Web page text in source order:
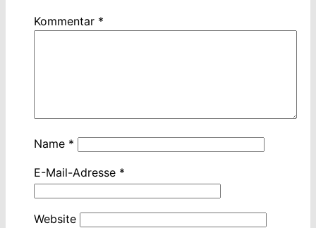
Kommentar *
Name *
E-Mail-Adresse *
Website